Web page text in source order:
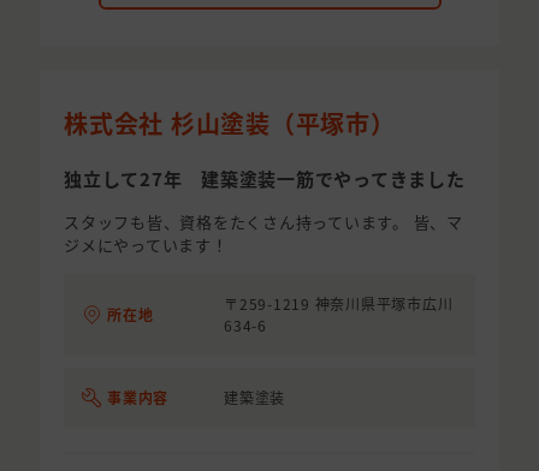
株式会社 杉山塗装（平塚市）
独立して27年 建築塗装一筋でやってきました
スタッフも皆、資格をたくさん持っています。 皆、マ
ジメにやっています！
所在地
〒259-1219 神奈川県平塚市広川
634-6
事業内容 建築塗装